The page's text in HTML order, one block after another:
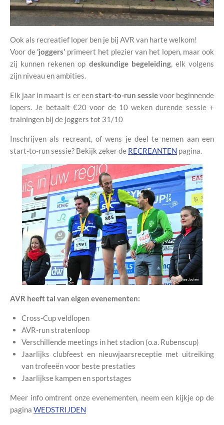
Ook als recreatief loper ben je bij AVR van harte welkom!
Voor de‘joggers’ primeert het plezier van het lopen, maar ook
zij kunnen rekenen op deskundige begeleiding, elk volgens
zijn niveau en ambities.
Elk jaar in maart is er eenstart-to-run sessievoor beginnende
lopers. Je betaalt €20 voor de 10 weken durende sessie +
trainingen bij de joggers tot 31/10
Inschrijven als recreant, of wens je deel te nemen aan een
start-to-run sessie? Bekijk zeker de RECREANTEN pagina.
AVR heeft tal van eigen evenementen:
Cross-Cup veldlopen
AVR-run stratenloop
Verschillende meetings in het stadion (o.a. Rubenscup)
Jaarlijks clubfeest en nieuwjaarsreceptie met uitreiking
van trofeeën voor beste prestaties
Jaarlijkse kampen en sportstages
Meer info omtrent onze evenementen, neem een kijkje op de
pagina WEDSTRIJDEN